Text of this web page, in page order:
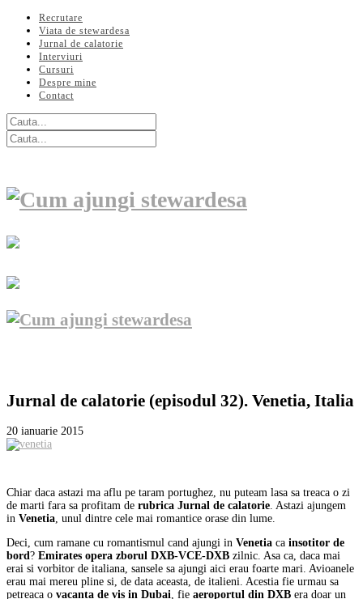
Recrutare
Viata de stewardesa
Jurnal de calatorie
Interviuri
Cursuri
Despre mine
Contact
Jurnal de calatorie (episodul 32). Venetia, Italia
20 ianuarie 2015
Chiar daca astazi ma aflu pe taram portughez, nu puteam lasa sa treaca o zi
de marti fara sa profitam de rubrica Jurnal de calatorie. Astazi ajungem
in Venetia, unul dintre cele mai romantice orase din lume.
Deci, cum ramane cu romantismul cand ajungi in Venetia ca insotitor de
bord? Emirates opera zborul DXB-VCE-DXB zilnic. Asa ca, daca mai
erai si vorbitor de italiana, sansele sa ajungi aici erau foarte mari. Avioanele
erau mai mereu pline si, de data aceasta, de italieni. Acestia fie urmau sa
petreaca o vacanta de vis in Dubai, fie aeroportul din DXB era doar un